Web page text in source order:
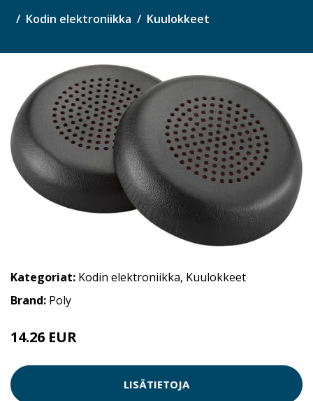
Kodin elektroniikka Kuulokkeet
Kategoriat: Kodin elektroniikka, Kuulokkeet
Brand: Poly
14.26 EUR
LISÄTIETOJA